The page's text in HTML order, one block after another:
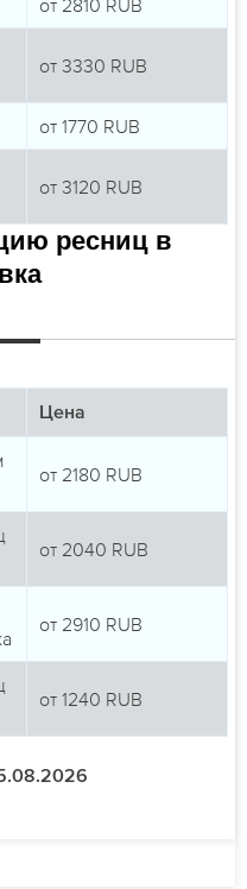
от 2810 RUB
от 3330 RUB
от 1770 RUB
от 3120 RUB
ресниц в
Цена
от 2180 RUB
от 2040 RUB
от 2910 RUB
от 1240 RUB